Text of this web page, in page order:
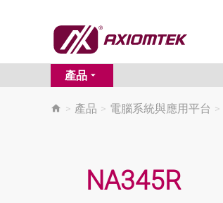
產品
> 產品 > 電腦系統與應用平台 >
NA345R